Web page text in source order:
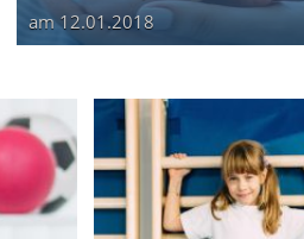
am12.01.2018